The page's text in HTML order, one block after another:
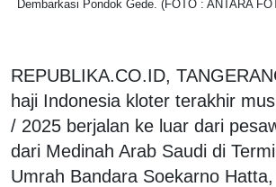
Dembarkasi Pondok Gede. (FOTO : ANTARA
REPUBLIKA.CO.ID,
haji Indonesia kloter terakhir
/ 2025 berjalan ke luar dari
dari Medinah Arab Saudi di
Umrah Bandara Soekarno